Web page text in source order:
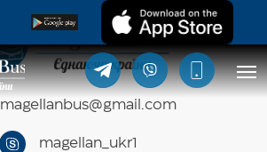
magellanbus@gmail.com
magellan_ukr1